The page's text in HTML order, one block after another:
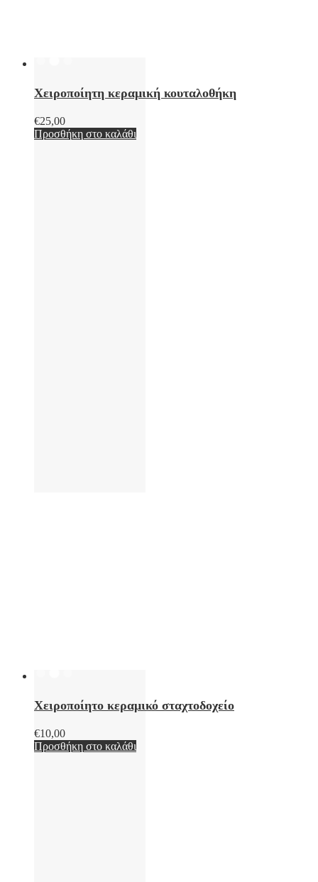
Χειροποίητη κεραμική κουταλοθήκη
€25,00
Προσθήκη στο καλάθι
Χειροποίητο κεραμικό σταχτοδοχείο
€10,00
Προσθήκη στο καλάθι